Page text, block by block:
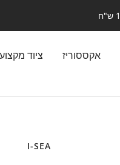
אקססוריז ציוד
I-SEA